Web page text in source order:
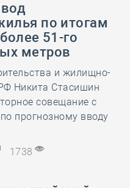
по итогам
51-го
метров
и жилищно-
Никита Стасишин
совещание с
прогнозному вводу
1738